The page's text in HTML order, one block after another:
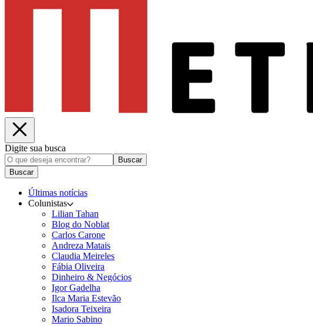
Digite sua busca
Buscar
Buscar
Últimas notícias
Colunistas
Lilian Tahan
Blog do Noblat
Carlos Carone
Andreza Matais
Claudia Meireles
Fábia Oliveira
Dinheiro & Negócios
Igor Gadelha
Ilca Maria Estevão
Isadora Teixeira
Mario Sabino